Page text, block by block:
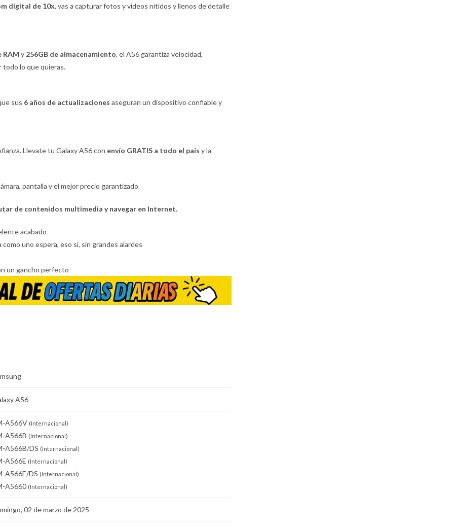
digital de 10x, vas a capturar fotos y videos nítidos y llenos de detalle
RAM y 256GB de almacenamiento, el A56 garantiza velocidad,
todo lo que quieras.
sus 6 años de actualizaciones aseguran un dispositivo confiable y
Llevate tu Galaxy A56 con envío GRATIS a todo el país y la
pantalla y el mejor precio garantizado.
de contenidos multimedia y navegar en Internet.
acabado
uno espera, eso sí, sin grandes alardes
un gancho perfecto
A56
A566V (Internacional)
A566B (Internacional)
A566B/DS (Internacional)
A566E (Internacional)
A566E/DS (Internacional)
A5660 (Internacional)
02 de marzo de 2025